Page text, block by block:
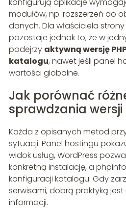
konfigurują aplikacje
modułów, np. rozszerzeń do
danych. Dla właściciela
pozostaje jednak to, że w
podejrzy aktywną wersję
katalogu, nawet jeśli panel
wartości globalne.
Jak porównać
sprawdzania wersji
Każda z opisanych metod
sytuacji. Panel hostingu
widok usług, WordPress
konkretną instalację, a
konfiguracji katalogu. Gdy
serwisami, dobrą praktyką jest
informacji.